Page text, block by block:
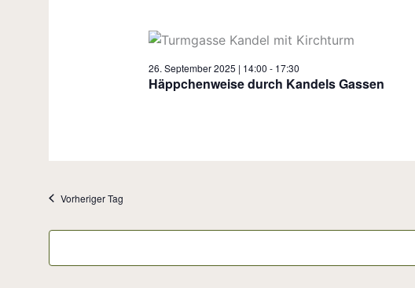
Häppchenweise durch Kandels Gassen
26. September 2025 | 14:00 - 17:30
Vorheriger Tag